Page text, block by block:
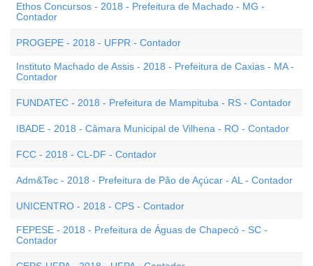
Ethos Concursos - 2018 - Prefeitura de Machado - MG -
Contador
PROGEPE - 2018 - UFPR - Contador
Instituto Machado de Assis - 2018 - Prefeitura de Caxias - MA -
Contador
FUNDATEC - 2018 - Prefeitura de Mampituba - RS - Contador
IBADE - 2018 - Câmara Municipal de Vilhena - RO - Contador
FCC - 2018 - CL-DF - Contador
Adm&Tec - 2018 - Prefeitura de Pão de Açúcar - AL - Contador
UNICENTRO - 2018 - CPS - Contador
FEPESE - 2018 - Prefeitura de Águas de Chapecó - SC -
Contador